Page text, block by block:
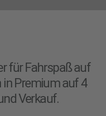
für Fahrspaß auf
in Premium auf 4
Verkauf.